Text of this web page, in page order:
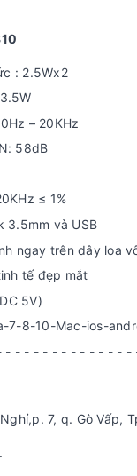
: 2.5Wx2
– 20KHz
58dB
≤ 1%
3.5mm và USB
ngay trên dây loa
tế đẹp mắt
5V)
7-8-10-Mac-ios-
- - - - - - - - - - - - - -
7, q. Gò Vấp,